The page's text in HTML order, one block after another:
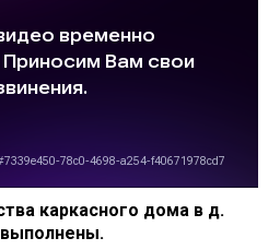
каркасного дома в д.